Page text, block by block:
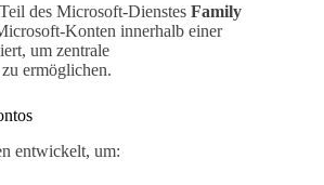
des Microsoft-Dienstes Family
Konten innerhalb einer
um zentrale
ermöglichen.
entwickelt, um: